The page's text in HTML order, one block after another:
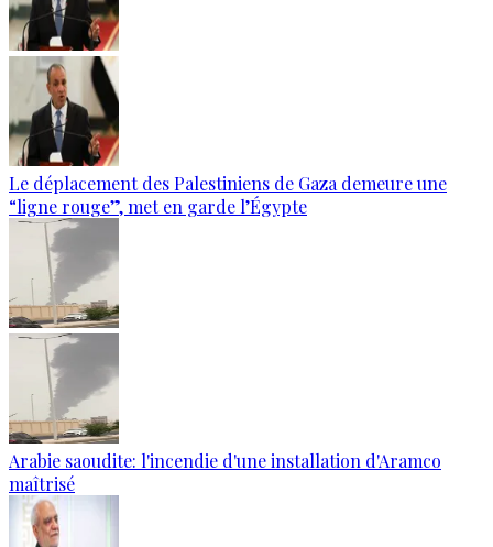
Le déplacement des Palestiniens de Gaza demeure une
“ligne rouge”, met en garde l’Égypte
Arabie saoudite: l'incendie d'une installation d'Aramco
maîtrisé